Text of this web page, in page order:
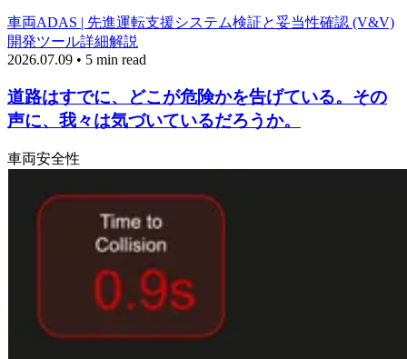
車両ADAS | 先進運転支援システム検証と妥当性確認 (V&V)
開発ツール詳細解説
2026.07.09 • 5 min read
道路はすでに、どこが危険かを告げている。その
声に、我々は気づいているだろうか。
車両安全性